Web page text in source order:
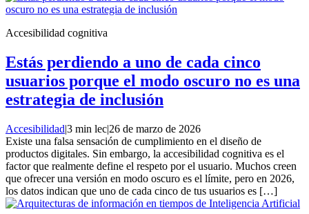
Accesibilidad cognitiva
Estás perdiendo a uno de cada cinco
usuarios porque el modo oscuro no es una
estrategia de inclusión
Accesibilidad|3 min lec|26 de marzo de 2026
Existe una falsa sensación de cumplimiento en el diseño de
productos digitales. Sin embargo, la accesibilidad cognitiva es el
factor que realmente define el respeto por el usuario. Muchos creen
que ofrecer una versión en modo oscuro es el límite, pero en 2026,
los datos indican que uno de cada cinco de tus usuarios es […]